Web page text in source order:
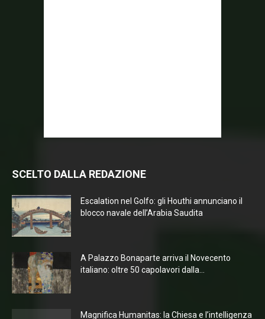
SCELTO DALLA REDAZIONE
Escalation nel Golfo: gli Houthi annunciano il
blocco navale dell’Arabia Saudita
A Palazzo Bonaparte arriva il Novecento
italiano: oltre 50 capolavori dalla...
Magnifica Humanitas: la Chiesa e l’intelligenza